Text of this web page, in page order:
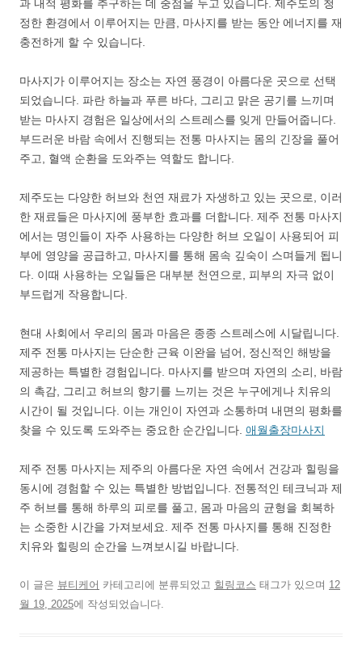
과 내적 평화를 추구하는 데 중점을 두고 있습니다. 제주도의 청
정한 환경에서 이루어지는 만큼, 마사지를 받는 동안 에너지를 재
충전하게 할 수 있습니다.
마사지가 이루어지는 장소는 자연 풍경이 아름다운 곳으로 선택
되었습니다. 파란 하늘과 푸른 바다, 그리고 맑은 공기를 느끼며
받는 마사지 경험은 일상에서의 스트레스를 잊게 만들어줍니다.
부드러운 바람 속에서 진행되는 전통 마사지는 몸의 긴장을 풀어
주고, 혈액 순환을 도와주는 역할도 합니다.
제주도는 다양한 허브와 천연 재료가 자생하고 있는 곳으로, 이러
한 재료들은 마사지에 풍부한 효과를 더합니다. 제주 전통 마사지
에서는 명인들이 자주 사용하는 다양한 허브 오일이 사용되어 피
부에 영양을 공급하고, 마사지를 통해 몸속 깊숙이 스며들게 됩니
다. 이때 사용하는 오일들은 대부분 천연으로, 피부의 자극 없이
부드럽게 작용합니다.
현대 사회에서 우리의 몸과 마음은 종종 스트레스에 시달립니다.
제주 전통 마사지는 단순한 근육 이완을 넘어, 정신적인 해방을
제공하는 특별한 경험입니다. 마사지를 받으며 자연의 소리, 바람
의 촉감, 그리고 허브의 향기를 느끼는 것은 누구에게나 치유의
시간이 될 것입니다. 이는 개인이 자연과 소통하며 내면의 평화를
찾을 수 있도록 도와주는 중요한 순간입니다. 애월출장마사지
제주 전통 마사지는 제주의 아름다운 자연 속에서 건강과 힐링을
동시에 경험할 수 있는 특별한 방법입니다. 전통적인 테크닉과 제
주 허브를 통해 하루의 피로를 풀고, 몸과 마음의 균형을 회복하
는 소중한 시간을 가져보세요. 제주 전통 마사지를 통해 진정한
치유와 힐링의 순간을 느껴보시길 바랍니다.
이 글은 뷰티케어 카테고리에 분류되었고 힐링코스 태그가 있으며 12
월 19, 2025에 작성되었습니다.